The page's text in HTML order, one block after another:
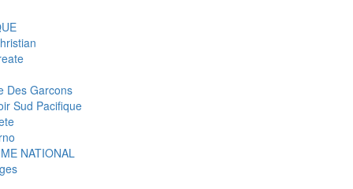
Des Garcons
Sud Pacifique
NATIONAL